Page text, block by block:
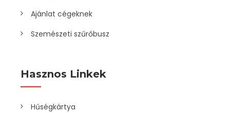
Ajánlat cégeknek
Szemészeti szűrőbusz
Hasznos Linkek
Hűségkártya